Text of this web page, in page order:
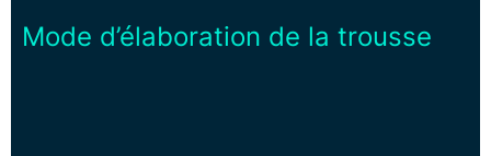
Mode d’élaboration de la trousse